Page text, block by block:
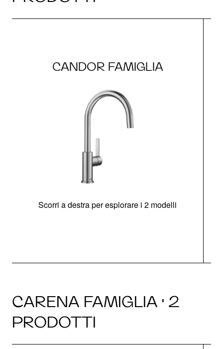
CANDOR FAMIGLIA
Scorri a destra per esplorare i 2 modelli
CARENA FAMIGLIA · 2
PRODOTTI